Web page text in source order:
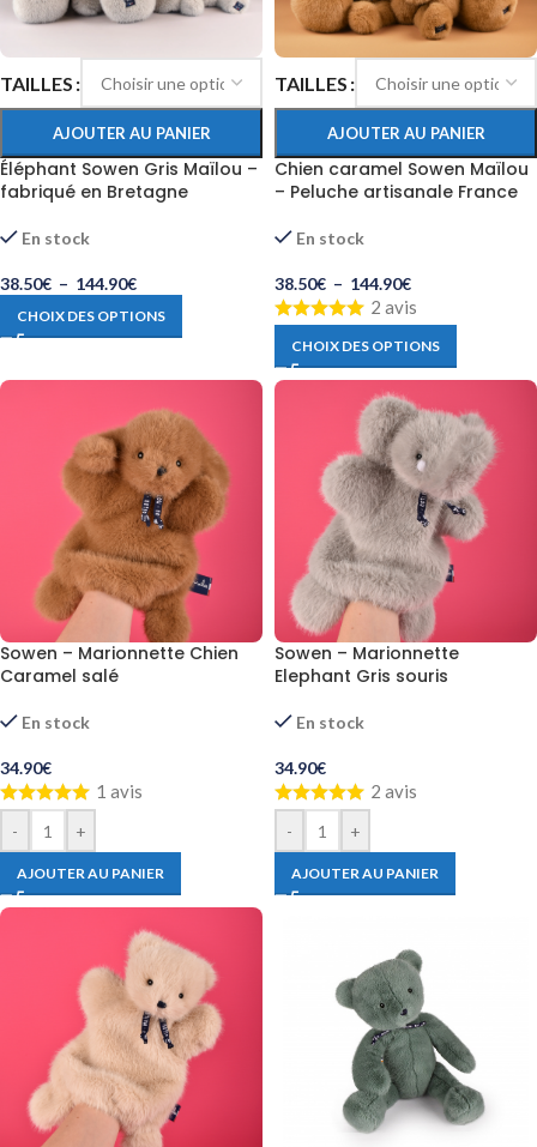
TAILLES
AJOUTER AU PANIER
Éléphant Sowen Gris Maïlou –
fabriqué en Bretagne
En stock
38.50€ – 144.90€
CHOIX DES OPTIONS
TAILLES
AJOUTER AU PANIER
Chien caramel Sowen Maïlou
– Peluche artisanale France
En stock
38.50€ – 144.90€
2 avis
CHOIX DES OPTIONS
Sowen – Marionnette Chien
Caramel salé
En stock
34.90€
1 avis
- +
AJOUTER AU PANIER
Sowen – Marionnette
Elephant Gris souris
En stock
34.90€
2 avis
- +
AJOUTER AU PANIER